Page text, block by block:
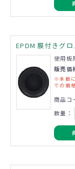
EPDM 膜付きグ
使用板
販売
※本数
での価
商品コ
数量：